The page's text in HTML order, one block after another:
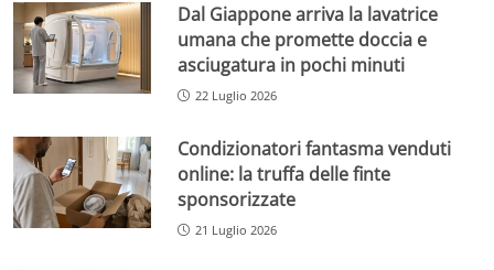
Dal Giappone arriva la lavatrice
umana che promette doccia e
asciugatura in pochi minuti
22 Luglio 2026
Condizionatori fantasma venduti
online: la truffa delle finte
sponsorizzate
21 Luglio 2026